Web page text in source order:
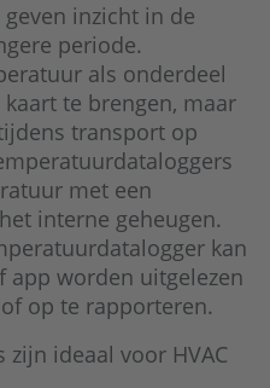
inzicht in de
periode.
als onderdeel
te brengen, maar
transport op
met een
interne geheugen.
kan
app worden uitgelezen
op te rapporteren.
ideaal voor HVAC